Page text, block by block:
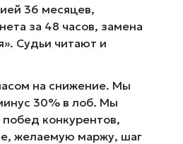
36 месяцев,
за 48 часов, замена
Судьи читают и
на снижение. Мы
30% в лоб. Мы
конкурентов,
желаемую маржу, шаг